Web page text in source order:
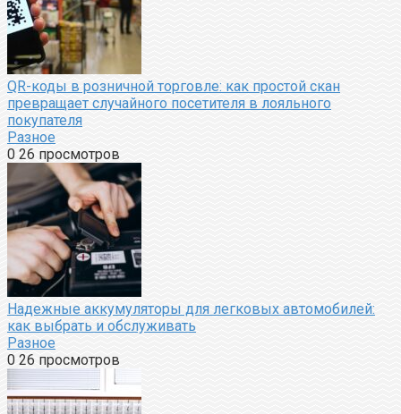
QR-коды в розничной торговле: как простой скан
превращает случайного посетителя в лояльного
покупателя
Разное
0 26 просмотров
Надежные аккумуляторы для легковых автомобилей:
как выбрать и обслуживать
Разное
0 26 просмотров